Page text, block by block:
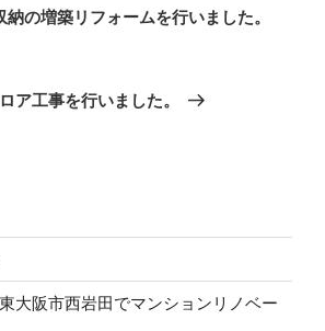
の増築リフォームを行いました。
ア工事を行いました。
大阪市西岩田でマンションリノベー